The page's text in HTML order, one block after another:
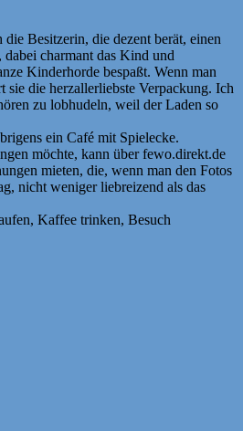
die Besitzerin, die dezent berät, einen
dabei charmant das Kind und
Kinderhorde bespaßt. Wenn man
sie die herzallerliebste Verpackung. Ich
zu lobhudeln, weil der Laden so
ein Café mit Spielecke.
möchte, kann über fewo.direkt.de
mieten, die, wenn man den Fotos
nicht weniger liebreizend als das
Kaffee trinken, Besuch